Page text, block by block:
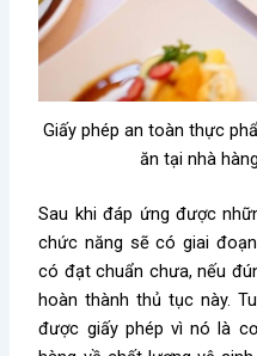
Giấy phép an toàn thực
ăn tại nhà
Sau khi đáp ứng được
chức năng sẽ có giai
có đạt chuẩn chưa, nếu
hoàn thành thủ tục này.
được giấy phép vì nó là